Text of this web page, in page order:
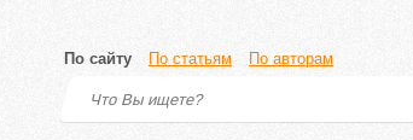
По сайту По статьям По авторам